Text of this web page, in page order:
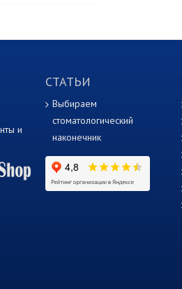
и
СТАТЬИ
Выбираем
стоматологический
наконечник